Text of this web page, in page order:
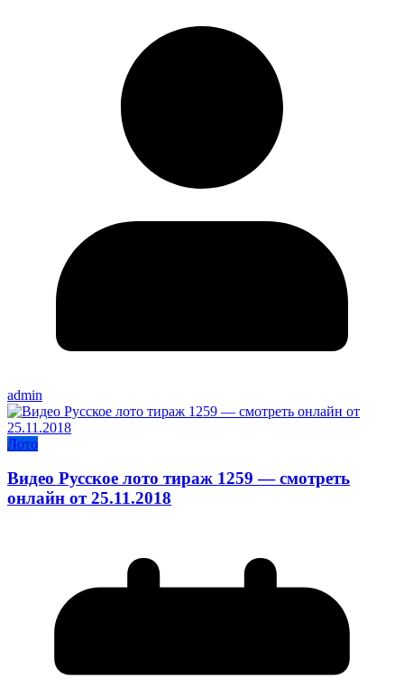
admin
Лото
Видео Русское лото тираж 1259 — смотреть
онлайн от 25.11.2018